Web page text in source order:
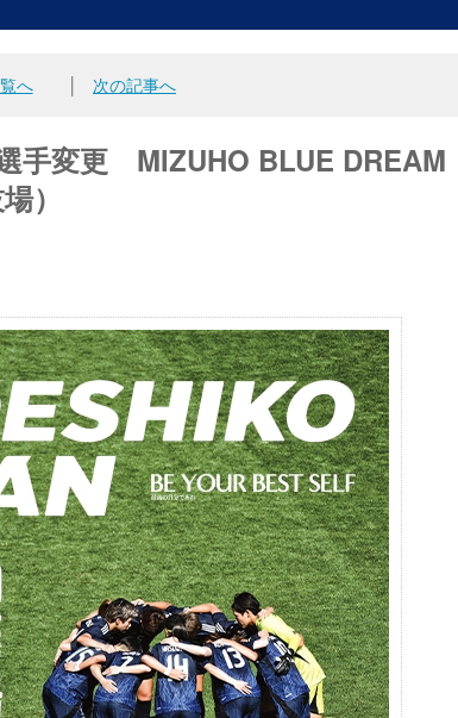
へ 次の記事へ
手変更 MIZUHO BLUE DREAM
）